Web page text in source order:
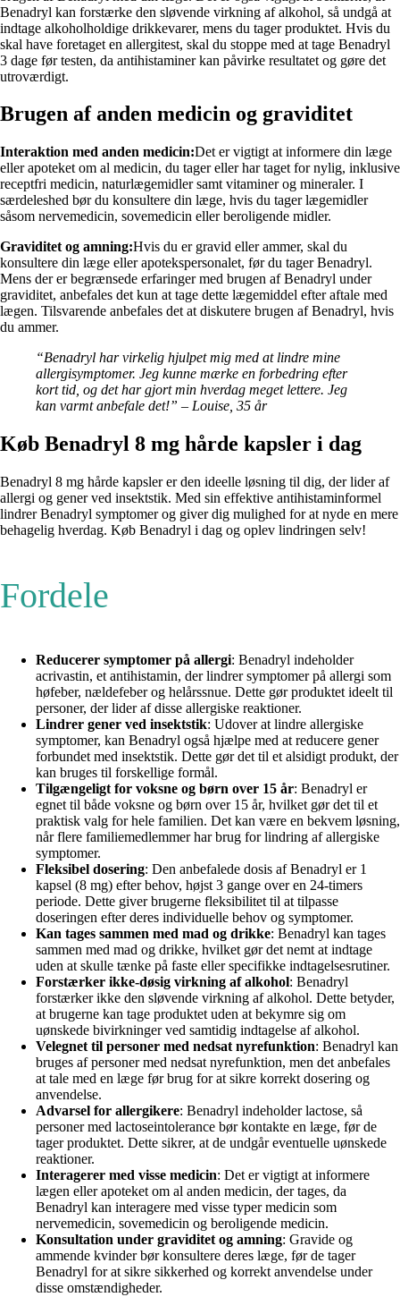
Benadryl kan forstærke den sløvende virkning af alkohol, så undgå at
indtage alkoholholdige drikkevarer, mens du tager produktet. Hvis du
skal have foretaget en allergitest, skal du stoppe med at tage Benadryl
3 dage før testen, da antihistaminer kan påvirke resultatet og gøre det
utroværdigt.
Brugen af anden medicin og graviditet
Interaktion med anden medicin:Det er vigtigt at informere din læge
eller apoteket om al medicin, du tager eller har taget for nylig, inklusive
receptfri medicin, naturlægemidler samt vitaminer og mineraler. I
særdeleshed bør du konsultere din læge, hvis du tager lægemidler
såsom nervemedicin, sovemedicin eller beroligende midler.
Graviditet og amning:Hvis du er gravid eller ammer, skal du
konsultere din læge eller apotekspersonalet, før du tager Benadryl.
Mens der er begrænsede erfaringer med brugen af Benadryl under
graviditet, anbefales det kun at tage dette lægemiddel efter aftale med
lægen. Tilsvarende anbefales det at diskutere brugen af Benadryl, hvis
du ammer.
“Benadryl har virkelig hjulpet mig med at lindre mine
allergisymptomer. Jeg kunne mærke en forbedring efter
kort tid, og det har gjort min hverdag meget lettere. Jeg
kan varmt anbefale det!” – Louise, 35 år
Køb Benadryl 8 mg hårde kapsler i dag
Benadryl 8 mg hårde kapsler er den ideelle løsning til dig, der lider af
allergi og gener ved insektstik. Med sin effektive antihistaminformel
lindrer Benadryl symptomer og giver dig mulighed for at nyde en mere
behagelig hverdag. Køb Benadryl i dag og oplev lindringen selv!
Fordele
Reducerer symptomer på allergi: Benadryl indeholder
acrivastin, et antihistamin, der lindrer symptomer på allergi som
høfeber, nældefeber og helårssnue. Dette gør produktet ideelt til
personer, der lider af disse allergiske reaktioner.
Lindrer gener ved insektstik: Udover at lindre allergiske
symptomer, kan Benadryl også hjælpe med at reducere gener
forbundet med insektstik. Dette gør det til et alsidigt produkt, der
kan bruges til forskellige formål.
Tilgængeligt for voksne og børn over 15 år: Benadryl er
egnet til både voksne og børn over 15 år, hvilket gør det til et
praktisk valg for hele familien. Det kan være en bekvem løsning,
når flere familiemedlemmer har brug for lindring af allergiske
symptomer.
Fleksibel dosering: Den anbefalede dosis af Benadryl er 1
kapsel (8 mg) efter behov, højst 3 gange over en 24-timers
periode. Dette giver brugerne fleksibilitet til at tilpasse
doseringen efter deres individuelle behov og symptomer.
Kan tages sammen med mad og drikke: Benadryl kan tages
sammen med mad og drikke, hvilket gør det nemt at indtage
uden at skulle tænke på faste eller specifikke indtagelsesrutiner.
Forstærker ikke-døsig virkning af alkohol: Benadryl
forstærker ikke den sløvende virkning af alkohol. Dette betyder,
at brugerne kan tage produktet uden at bekymre sig om
uønskede bivirkninger ved samtidig indtagelse af alkohol.
Velegnet til personer med nedsat nyrefunktion: Benadryl kan
bruges af personer med nedsat nyrefunktion, men det anbefales
at tale med en læge før brug for at sikre korrekt dosering og
anvendelse.
Advarsel for allergikere: Benadryl indeholder lactose, så
personer med lactoseintolerance bør kontakte en læge, før de
tager produktet. Dette sikrer, at de undgår eventuelle uønskede
reaktioner.
Interagerer med visse medicin: Det er vigtigt at informere
lægen eller apoteket om al anden medicin, der tages, da
Benadryl kan interagere med visse typer medicin som
nervemedicin, sovemedicin og beroligende medicin.
Konsultation under graviditet og amning: Gravide og
ammende kvinder bør konsultere deres læge, før de tager
Benadryl for at sikre sikkerhed og korrekt anvendelse under
disse omstændigheder.